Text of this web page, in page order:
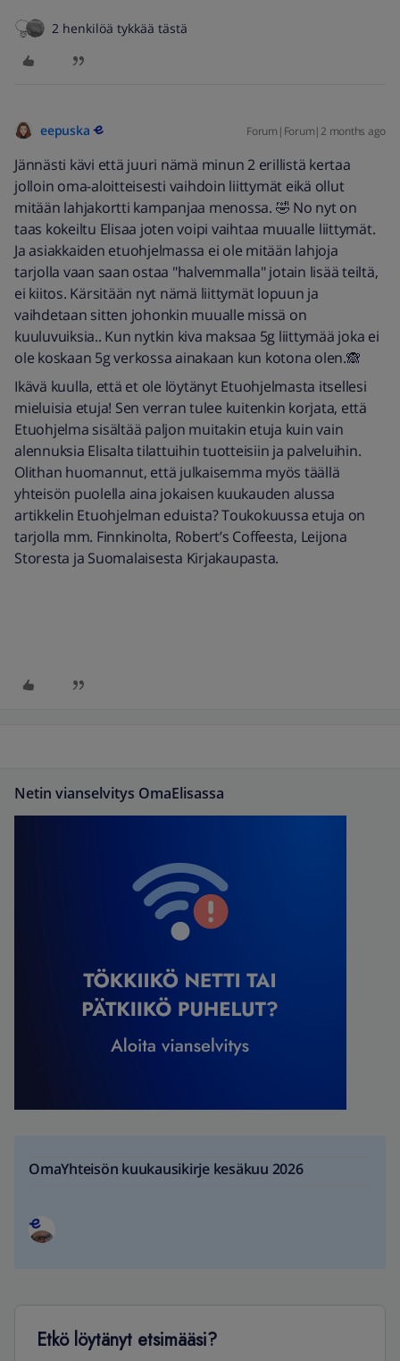
2 henkilöä tykkää tästä
eepuska Forum|Forum|2 months ago
Jännästi kävi että juuri nämä minun 2 erillistä kertaa
jolloin oma-aloitteisesti vaihdoin liittymät eikä ollut
mitään lahjakortti kampanjaa menossa. 🤣 No nyt on
taas kokeiltu Elisaa joten voipi vaihtaa muualle liittymät.
Ja asiakkaiden etuohjelmassa ei ole mitään lahjoja
tarjolla vaan saan ostaa "halvemmalla" jotain lisää teiltä,
ei kiitos. Kärsitään nyt nämä liittymät lopuun ja
vaihdetaan sitten johonkin muualle missä on
kuuluvuiksia.. Kun nytkin kiva maksaa 5g liittymää joka ei
ole koskaan 5g verkossa ainakaan kun kotona olen.🙈
Ikävä kuulla, että et ole löytänyt Etuohjelmasta itsellesi
mieluisia etuja! Sen verran tulee kuitenkin korjata, että
Etuohjelma sisältää paljon muitakin etuja kuin vain
alennuksia Elisalta tilattuihin tuotteisiin ja palveluihin.
Olithan huomannut, että julkaisemma myös täällä
yhteisön puolella aina jokaisen kuukauden alussa
artikkelin Etuohjelman eduista? Toukokuussa etuja on
tarjolla mm. Finnkinolta, Robert’s Coffeesta, Leijona
Storesta ja Suomalaisesta Kirjakaupasta.
Netin vianselvitys OmaElisassa
OmaYhteisön kuukausikirje kesäkuu 2026
Etkö löytänyt etsimääsi?